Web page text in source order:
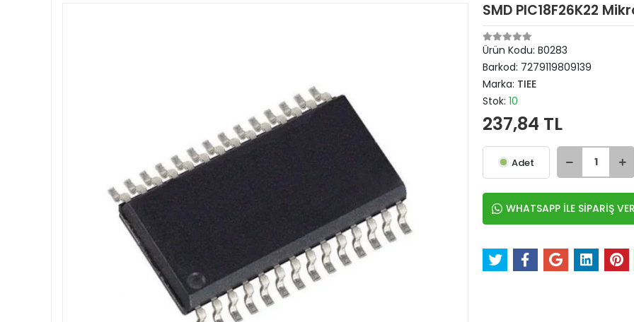
SMD PIC18F26K22
Ürün Kodu: B0283
Barkod: 7279119809139
Marka: TIEE
Stok: 10
237,84 TL
Adet
WHATSAPP İLE SİPARİŞ VER